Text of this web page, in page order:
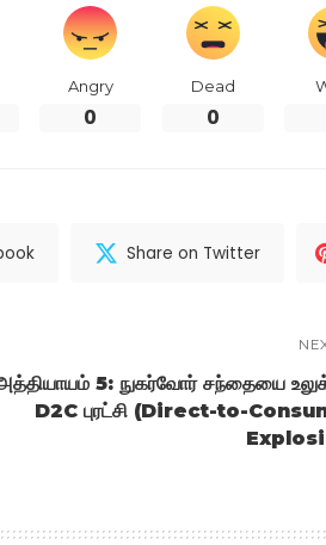
Angry
0
Dead
0
Share on Twitter
5: நுகர்வோர் சந்தையை
D2C புரட்சி (Direct-to-